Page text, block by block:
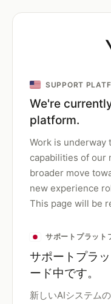
SUPPORT
We're
platform.
Work is underway
capabilities of our
broader move
new experience
This page will be
サポートプラット
サポートプラ
ード中です。
新しいAIシステム